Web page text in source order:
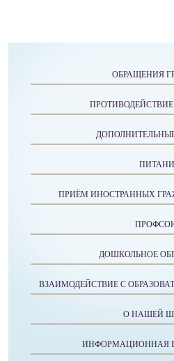
ОБРАЩЕНИЯ
ПРИЁМ ИНОСТРАННЫХ
ДОШКОЛЬНОЕ
ВЗАИМОДЕЙСТВИЕ С
О НАШЕЙ
ИНФОРМАЦИОННАЯ